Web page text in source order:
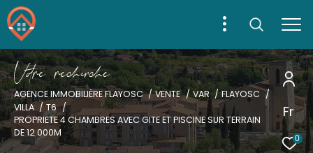
Fr
0
Vore recece
AGENCE IMMOBILIÈRE FLAYOSC VENTE VAR
FLAYOSC
VILLA
T6
PROPRIETE 4 CHAMBRES AVEC GITE ET PISCINE SUR TERRAIN
DE 12 000M
Effectuer une recherche
et trouver le bien qui correspond à vos critères